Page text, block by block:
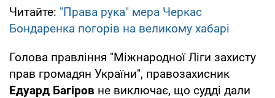
Читайте: "Права рука" мера Черкас
Бондаренка погорів на великому хабарі
Голова правління "Міжнародної Ліги захисту
прав громадян України", правозахисник
Едуард Багіров не виключає, що судді дали